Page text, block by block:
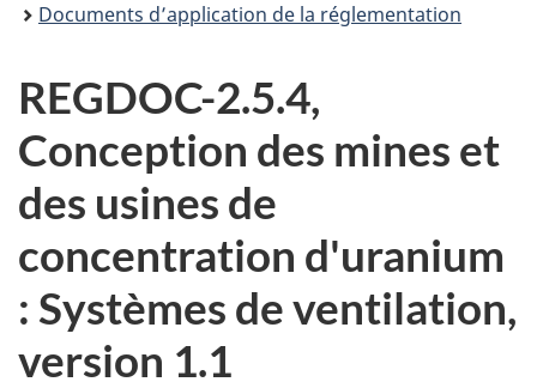
Documents d’application de la réglementation
REGDOC-2.5.4,
Conception des mines et
des usines de
concentration d'uranium
: Systèmes de ventilation,
version 1.1